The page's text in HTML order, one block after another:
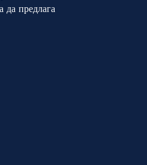
да предлага